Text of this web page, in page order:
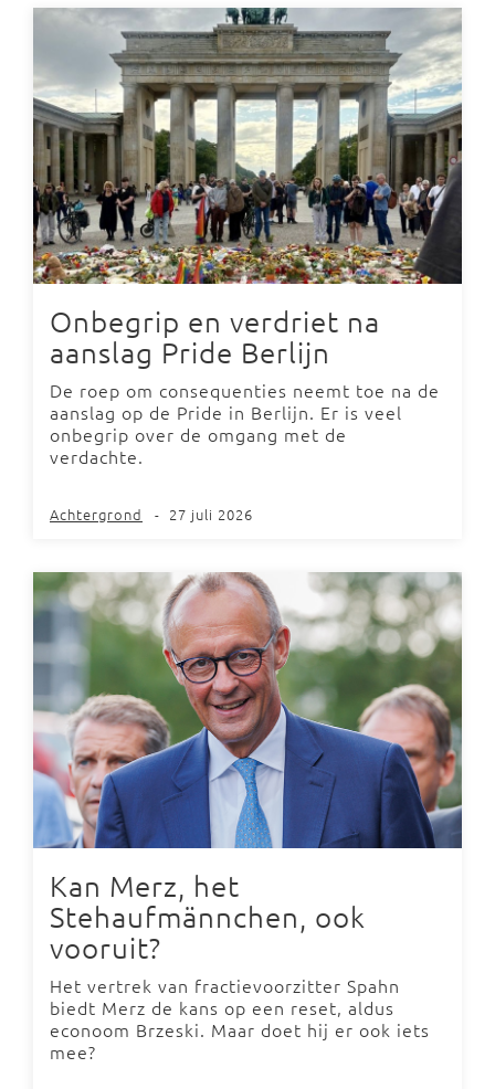
Onbegrip en verdriet na
aanslag Pride Berlijn
De roep om consequenties neemt toe na de
aanslag op de Pride in Berlijn. Er is veel
onbegrip over de omgang met de
verdachte.
Achtergrond - 27 juli 2026
Kan Merz, het
Stehaufmännchen, ook
vooruit?
Het vertrek van fractievoorzitter Spahn
biedt Merz de kans op een reset, aldus
econoom Brzeski. Maar doet hij er ook iets
mee?